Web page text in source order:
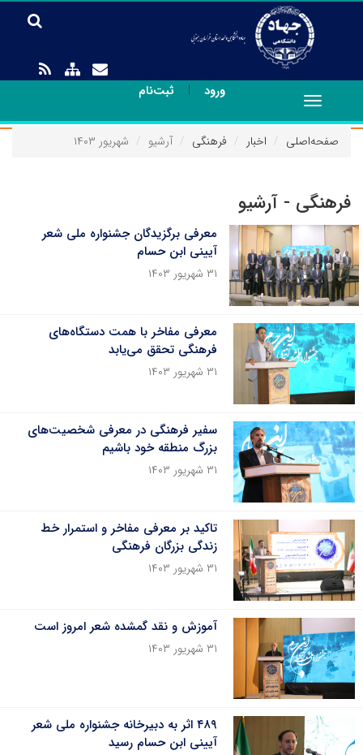
ورود | ثبت‌نام
Toggle
navigation
صفحه‌اصلی
اخبار فرهنگی آرشیو شهریور ۱۴۰۳
فرهنگی - آرشیو
معرفی برگزیدگان جشنواره ملی شعر
آیینی ابن حسام
۳۱ شهریور ۱۴۰۳
معرفی مفاخر با همت دستگاه‌های
فرهنگی تحقق می‌یابد
۳۱ شهریور ۱۴۰۳
سفیر فرهنگی در معرفی شخصیت‌های
بزرگ منطقه خود باشیم
۳۱ شهریور ۱۴۰۳
تاکید بر معرفی مفاخر و استمرار خط
زندگی بزرگان فرهنگی
۳۱ شهریور ۱۴۰۳
آموزش و نقد گمشده شعر امروز است
۳۱ شهریور ۱۴۰۳
۴۸۹ اثر به دبیرخانه جشنواره ملی شعر
آیینی ابن حسام رسید